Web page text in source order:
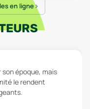
en ligne
époque, mais
le rendent